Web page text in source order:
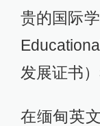
贵的国际
发展证书）
在缅甸英